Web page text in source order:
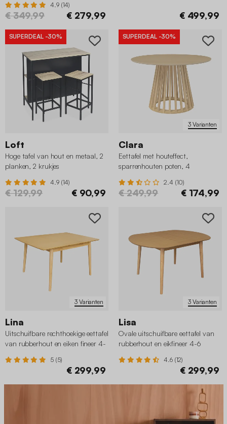
4.9 (14)
€ 349,99 € 279,99 € 499,99
SUPERDEAL -30%
Loft
Hoge tafel van hout en metaal, 2
planken, 2 krukjes
4.9 (14)
€ 129,99 € 90,99
3 Varianten
SUPERDEAL -30%
Clara
Eettafel met houteffect,
sparrenhouten poten, 4
2.4 (10)
€ 249,99 € 174,99
3 Varianten
Lina
Uitschuifbare rechthoekige eettafel
van rubberhout en eiken fineer 4-
5 (5)
€ 299,99
3 Varianten
Lisa
Ovale uitschuifbare eettafel van
rubberhout en eikfineer 4-6
4.6 (12)
€ 299,99